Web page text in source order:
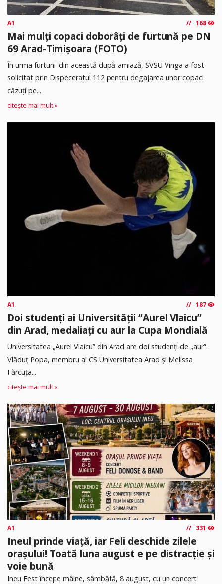
A1 168
Mai mulți copaci doborâți de furtună pe DN
69 Arad-Timișoara (FOTO)
În urma furtunii din această după-amiază, SVSU Vinga a fost
solicitat prin Dispeceratul 112 pentru degajarea unor copaci
căzuți pe...
citește mai mult »
A1 187
Doi studenți ai Universității “Aurel Vlaicu”
din Arad, medaliați cu aur la Cupa Mondială
Universitatea „Aurel Vlaicu” din Arad are doi studenți de „aur”.
Vlăduț Popa, membru al CS Universitatea Arad și Melissa
Fărcuța...
citește mai mult »
A1 331
Ineul prinde viață, iar Feli deschide zilele
orașului! Toată luna august e pe distracție și
voie bună
Ineu Fest începe mâine, sâmbătă, 8 august, cu un concert